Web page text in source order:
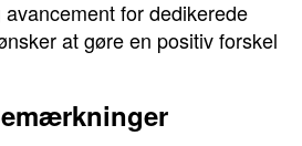
for dedikerede
at gøre en positiv forskel